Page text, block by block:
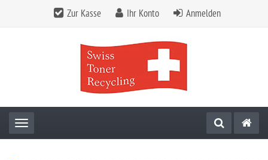
Zur Kasse Ihr Konto Anmelden
Toggle navigation